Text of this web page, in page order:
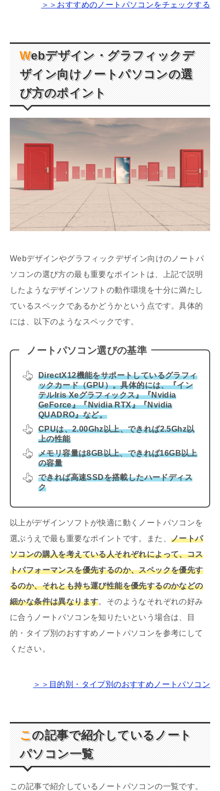
＞＞おすすめのノートパソコンをチェックする
Webデザイン・グラフィックデ
ザイン向けノートパソコンの選
び方のポイント
Webデザインやグラフィックデザイン向けのノートパ
ソコンの選び方の最も重要なポイントは、上記で説明
したようなデザインソフトの動作環境を十分に満たし
ているスペックであるかどうかという点です。具体的
には、以下のようなスペックです。
ノートパソコン選びの基準
DirectX12機能をサポートしているグラフィ
ックカード（GPU）。具体的には、『イン
テルIris Xeグラフィックス』『Nvidia
GeForce』『Nvidia RTX』『Nvidia
QUADRO』など。
CPUは、2.00Ghz以上、できれば2.5Ghz以
上の性能
メモリ容量は8GB以上、できれば16GB以上
の容量
できれば高速SSDを搭載したハードディス
ク
以上がデザインソフトが快適に動くノートパソコンを
選ぶうえで最も重要なポイントです。また、 ノートパ
ソコンの購入を考えている人それぞれによって、コス
トパフォーマンスを優先するのか、スペックを優先す
るのか、それとも持ち運び性能を優先するのかなどの
細かな条件は異なります。そのようなそれぞれの好み
に合うノートパソコンを知りたいという場合は、目
的・タイプ別のおすすめノートパソコンを参考にして
ください。
＞＞目的別・タイプ別のおすすめノートパソコン
この記事で紹介しているノート
パソコン一覧
この記事で紹介しているノートパソコンの一覧です。